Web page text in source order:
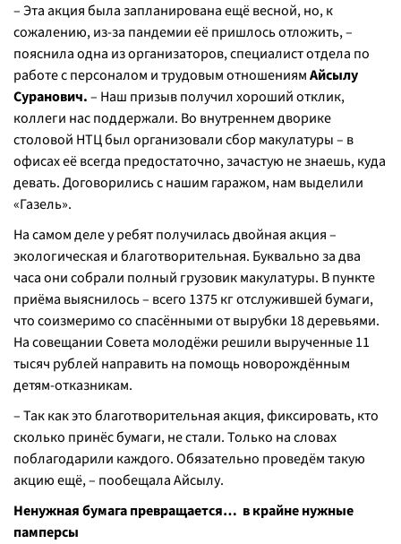
– Эта акция была запланирована ещё весной, но, к
сожалению, из-за пандемии её пришлось отложить, –
пояснила одна из организаторов, специалист отдела по
работе с персоналом и трудовым отношениямАйсылу
Суранович.– Наш призыв получил хороший отклик,
коллеги нас поддержали. Во внутреннем дворике
столовой НТЦ был организовали сбор макулатуры – в
офисах её всегда предостаточно, зачастую не знаешь, куда
девать. Договорились с нашим гаражом, нам выделили
«Газель».
На самом деле у ребят получилась двойная акция –
экологическая и благотворительная. Буквально за два
часа они собрали полный грузовик макулатуры. В пункте
приёма выяснилось – всего 1375 кг отслужившей бумаги,
что соизмеримо со спасёнными от вырубки 18 деревьями.
На совещании Совета молодёжи решили вырученные 11
тысяч рублей направить на помощь новорождённым
детям-отказникам.
– Так как это благотворительная акция, фиксировать, кто
сколько принёс бумаги, не стали. Только на словах
поблагодарили каждого. Обязательно проведём такую
акцию ещё, – пообещала Айсылу.
Ненужная бумага превращается… в крайне нужные
памперсы